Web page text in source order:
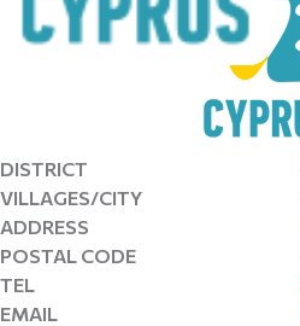
DISTRICT
VILLAGES/CITY
ADDRESS
POSTAL CODE
TEL
EMAIL